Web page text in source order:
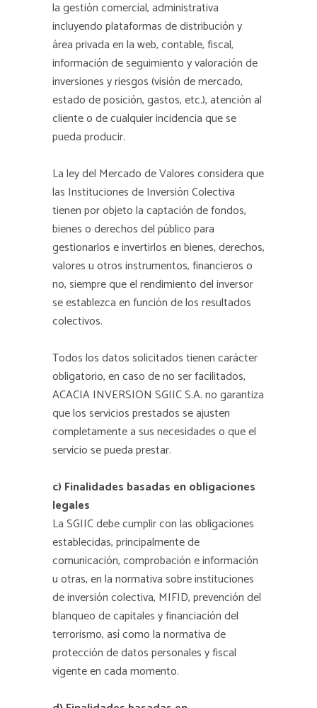
la gestión comercial, administrativa
incluyendo plataformas de distribución y
área privada en la web, contable, fiscal,
información de seguimiento y valoración de
inversiones y riesgos (visión de mercado,
estado de posición, gastos, etc.), atención al
cliente o de cualquier incidencia que se
pueda producir.
La ley del Mercado de Valores considera que
las Instituciones de Inversión Colectiva
tienen por objeto la captación de fondos,
bienes o derechos del público para
gestionarlos e invertirlos en bienes, derechos,
valores u otros instrumentos, financieros o
no, siempre que el rendimiento del inversor
se establezca en función de los resultados
colectivos.
Todos los datos solicitados tienen carácter
obligatorio, en caso de no ser facilitados,
ACACIA INVERSION SGIIC S.A. no garantiza
que los servicios prestados se ajusten
completamente a sus necesidades o que el
servicio se pueda prestar.
c) Finalidades basadas en obligaciones
legales
La SGIIC debe cumplir con las obligaciones
establecidas, principalmente de
comunicación, comprobación e información
u otras, en la normativa sobre instituciones
de inversión colectiva, MIFID, prevención del
blanqueo de capitales y financiación del
terrorismo, así como la normativa de
protección de datos personales y fiscal
vigente en cada momento.